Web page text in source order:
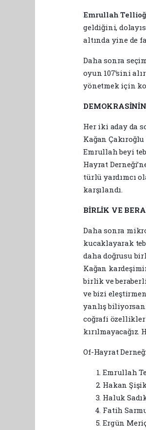
Emrullah
geldiğini,
altında yine de
Daha sonra
oyun 107’sini
yönetmek için
Her iki aday da
Kağan
Emrullah beyi
Hayrat
türlü yardımcı
karşılandı.
BİRLİK VE
Daha sonra
kucaklayarak
daha doğrusu
Kağan
birlik ve
ve bizi
yanlış
coğrafi
kırılmayacağız.
Of-Hayrat
Emrullah
Hakan
Haluk
Fatih
Ergün